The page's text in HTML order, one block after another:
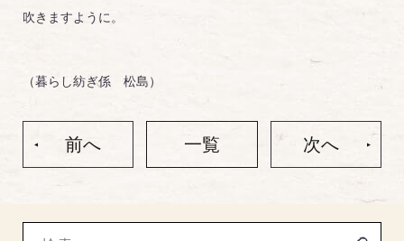
吹きますように。
（暮らし紡ぎ係 松島）
前へ 一覧 次へ